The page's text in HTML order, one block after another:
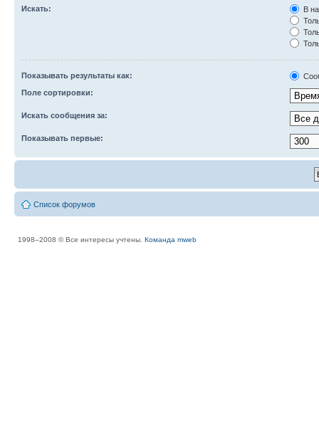
Искать:
В
Показывать результаты как:
Поле сортировки:
Искать сообщения за:
Показывать первые:
Список форумов
1998–2008 © Все интересы учтены. Команда mweb